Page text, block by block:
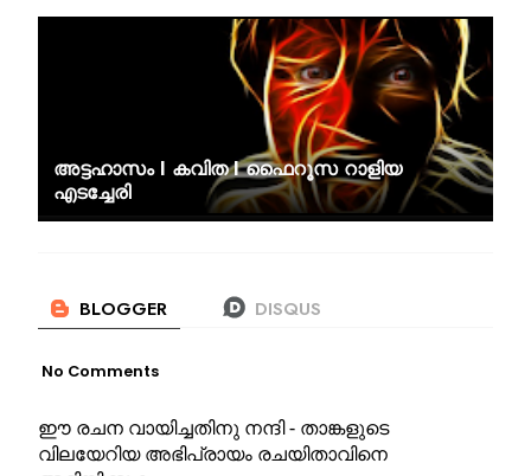
അട്ടഹാസം I കവിത I ഫൈറൂസ റാളിയ
എടച്ചേരി
No Comments
ഈ രചന വായിച്ചതിനു നന്ദി - താങ്കളുടെ
വിലയേറിയ അഭിപ്രായം രചയിതാവിനെ